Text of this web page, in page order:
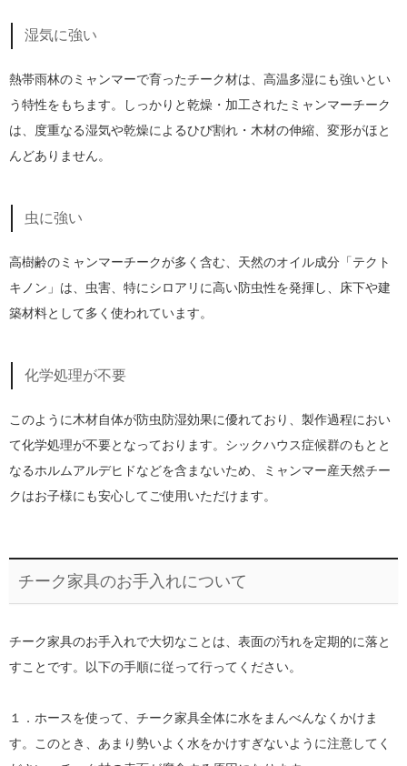
湿気に強い
熱帯雨林のミャンマーで育ったチーク材は、高温多湿にも強いとい
う特性をもちます。しっかりと乾燥・加工されたミャンマーチーク
は、度重なる湿気や乾燥によるひび割れ・木材の伸縮、変形がほと
んどありません。
虫に強い
高樹齢のミャンマーチークが多く含む、天然のオイル成分「テクト
キノン」は、虫害、特にシロアリに高い防虫性を発揮し、床下や建
築材料として多く使われています。
化学処理が不要
このように木材自体が防虫防湿効果に優れており、製作過程におい
て化学処理が不要となっております。シックハウス症候群のもとと
なるホルムアルデヒドなどを含まないため、ミャンマー産天然チー
クはお子様にも安心してご使用いただけます。
チーク家具のお手入れについて
チーク家具のお手入れで大切なことは、表面の汚れを定期的に落と
すことです。以下の手順に従って行ってください。
１．ホースを使って、チーク家具全体に水をまんべんなくかけま
す。このとき、あまり勢いよく水をかけすぎないように注意してく